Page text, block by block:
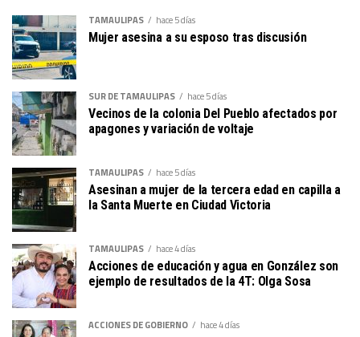
TAMAULIPAS hace 5 días
Mujer asesina a su esposo tras discusión
SUR DE TAMAULIPAS hace 5 días
Vecinos de la colonia Del Pueblo afectados por
apagones y variación de voltaje
TAMAULIPAS hace 5 días
Asesinan a mujer de la tercera edad en capilla a
la Santa Muerte en Ciudad Victoria
TAMAULIPAS hace 4 días
Acciones de educación y agua en González son
ejemplo de resultados de la 4T: Olga Sosa
ACCIONES DE GOBIERNO hace 4 días